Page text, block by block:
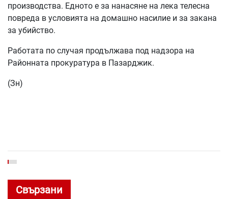
производства. Едното е за нанасяне на лека телесна
повреда в условията на домашно насилие и за закана
за убийство.
Работата по случая продължава под надзора на
Районната прокуратура в Пазарджик.
(Зн)
Свързани